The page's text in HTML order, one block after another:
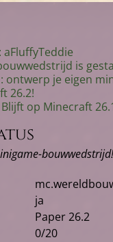
is
ontwerp je eigen
26.2!
op Minecraft
ja
Paper 26.2
0/20